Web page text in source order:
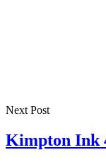
Next Post
Kimpton Ink